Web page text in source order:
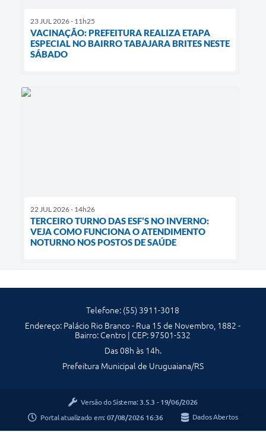
23 JUL 2026 - 11h25
VACINAÇÃO: PREFEITURA REALIZA ETAPA
ESPECIAL NO BAIRRO TABAJARA BRITES NESTE
SÁBADO
22 JUL 2026 - 14h26
TERCEIRO TURNO DAS ESF’S NO INVERNO:
VEJA COMO FUNCIONA O ATENDIMENTO
NOTURNO NOS POSTOS DE SAÚDE
Telefone: (55) 3911-3018
Endereço: Palácio Rio Branco - Rua 15 de Novembro, 1882 -
Bairro: Centro | CEP: 97501-532
Das 08h às 14h.
Prefeitura Municipal de Uruguaiana/RS
Versão do Sistema: 3.5.3 - 19/06/2026
Portal atualizado em: 07/08/2026 16:36 Dados Abertos